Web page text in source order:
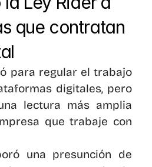
que contratan
para regular el trabajo
digitales, pero
lectura más amplia
que trabaje con
una presunción de